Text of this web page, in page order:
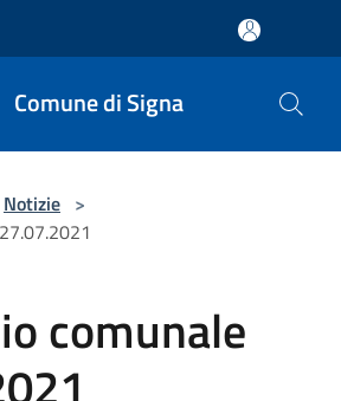
Comune di Signa
Notizie >
comunale